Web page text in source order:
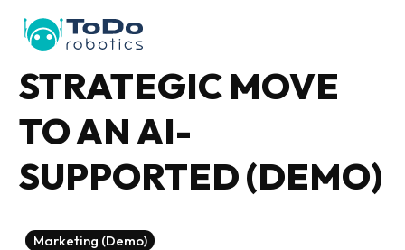
STRATEGIC MOVE
TO AN AI-
SUPPORTED (DEMO)
Marketing (Demo)